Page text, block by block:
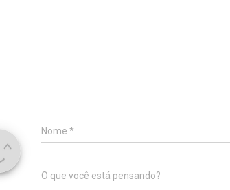
Nome *
O que você está pensando?